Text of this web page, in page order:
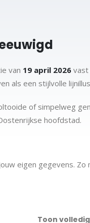
van 19 april 2026 vast
als een stijlvolle
of simpelweg
hoofdstad.
eigen gegevens. Zo
Toon